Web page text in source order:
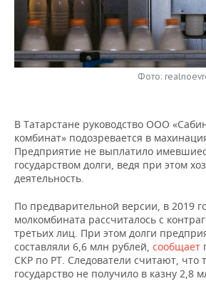
НЕФТЕХИМИЯ
НЕФТЬ
ОПК
РОЗНИЧНАЯ ТОРГОВЛЯ
ТРАНСПОРТ
НОВОСТИ ТЕХНОЛОГИЙ
IT
ТЕЛЕКОММУНИКАЦИИ
МЕРОПРИЯТИЯ
НОВОСТИ МЕРОПРИЯТИЙ
БИЗНЕС-БРАНЧИ
ONLINE-КОНФЕРЕНЦИИ
СПОРТ
ФУТБОЛ
ХОККЕЙ
ВОЛЕЙБОЛ
КИБЕРСПОРТ
НОВОСТИ ОБЩЕСТВА
ВЛАСТЬ
ИСТОРИЯ
КУЛЬТУРА
ФОТОГАЛЕРЕЯ
СЮЖЕТЫ
СПИСОК ПЕРСОН
СПИСОК КОМПАНИЙ
ПОЛНАЯ ВЕРСИЯ
Фото:
В Татарстане руководство ООО
комбинат» подозревается в
Предприятие не выплатило
государством долги, ведя при этом
деятельность.
По предварительной версии, в 2019
молкомбината рассчиталось с
третьих лиц. При этом долги
составляли 6,6 млн рублей, сообщает
СКР по РТ. Следователи считают, что
государство не получило в казну 2,8